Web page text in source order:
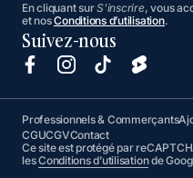
En cliquant surS'inscrire, vous
et nosConditions d’utilisation.
Suivez-nous
Professionnels & Commerçants
CGUCGVContact
Ce site est protégé par
lesConditions d’utilisationde